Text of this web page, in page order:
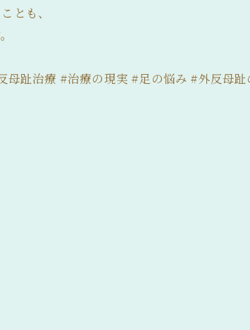
とも、
母趾治療 #治療の現実 #足の悩み #外反母